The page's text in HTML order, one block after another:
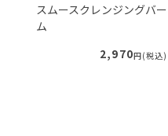
スムースクレンジングバー
ム
2,970円(税込)